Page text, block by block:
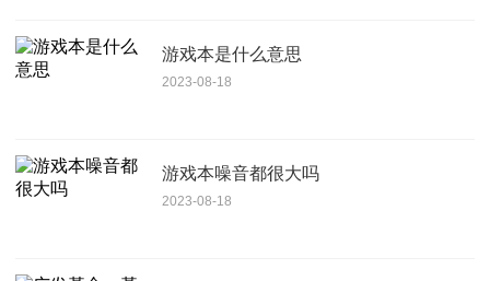
游戏本是什么意思
2023-08-18
游戏本噪音都很大吗
2023-08-18